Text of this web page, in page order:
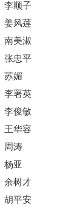
李顺子
姜风莲
南美淑
张忠平
苏媚
李署英
李俊敏
王华容
周涛
杨亚
余树才
胡平安